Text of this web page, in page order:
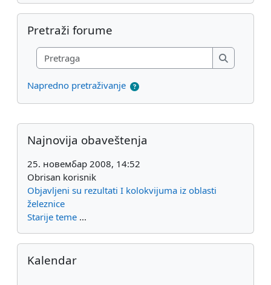
Preskoči Pretraži forume
Pretraži forume
Pretraga
Pretraga
Napredno pretraživanje
Dodatni blokovi
Preskoči Najnovija obaveštenja
Najnovija obaveštenja
25. новембар 2008, 14:52
Obrisan korisnik
Objavljeni su rezultati I kolokvijuma iz oblasti
železnice
Starije teme ...
Preskoči Kalendar
Kalendar